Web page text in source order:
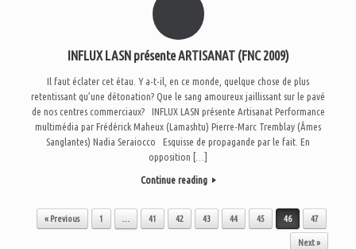
INFLUX LASN présente ARTISANAT (FNC 2009)
Il faut éclater cet étau. Y a-t-il, en ce monde, quelque chose de plus
retentissant qu’une détonation? Que le sang amoureux jaillissant sur le pavé
de nos centres commerciaux? INFLUX LASN présente Artisanat Performance
multimédia par Frédérick Maheux (Lamashtu) Pierre-Marc Tremblay (Âmes
Sanglantes) Nadia Seraiocco Esquisse de propagande par le fait. En
opposition […]
Continue reading
Post navigation
« Previous 1 … 41 42 43 44 45 46 47
Next »